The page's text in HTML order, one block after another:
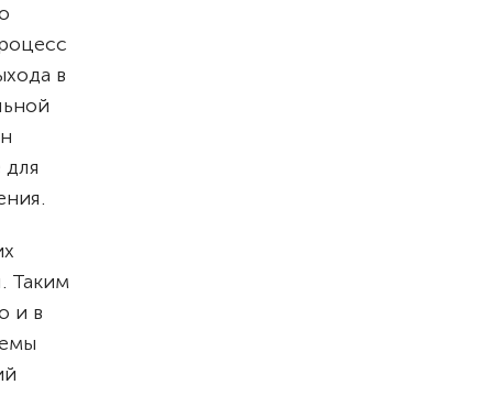
в
Таким
и в